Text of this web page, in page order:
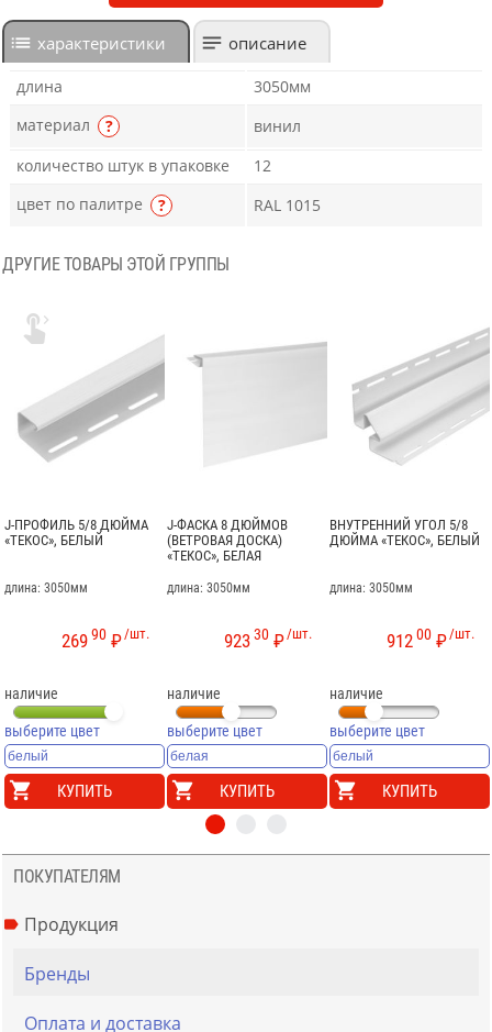
характеристики описание
длина
3050мм
материал
?
винил
количество штук в упаковке
12
цвет по палитре
? RAL 1015
ДРУГИЕ ТОВАРЫ ЭТОЙ ГРУППЫ
J-ПРОФИЛЬ 5/8 ДЮЙМА
«ТЕКОС», БЕЛЫЙ
длина: 3050мм
/шт.
26990 ₽
наличие
выберите цвет
КУПИТЬ
J-ФАСКА 8 ДЮЙМОВ
(ВЕТРОВАЯ ДОСКА)
«ТЕКОС», БЕЛАЯ
длина: 3050мм
/шт.
92330 ₽
наличие
выберите цвет
КУПИТЬ
ВНУТРЕННИЙ УГОЛ 5/8
ДЮЙМА «ТЕКОС», БЕЛЫЙ
длина: 3050мм
/шт.
91200 ₽
наличие
выберите цвет
КУПИТЬ

ПОКУПАТЕЛЯМ
Продукция
Бренды
Оплата и доставка